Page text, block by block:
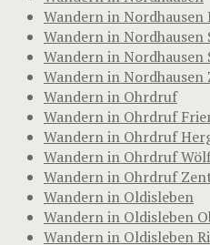
Wandern in Nordhausen
Wandern in Nordhausen
Wandern in Nordhausen
Wandern in
Wandern in Ohrdruf
Wandern in Ohrdruf
Wandern in Ohrdruf
Wandern in Ohrdruf
Wandern in Ohrdruf
Wandern in Oldisleben
Wandern in Oldisleben
Wandern in Oldisleben